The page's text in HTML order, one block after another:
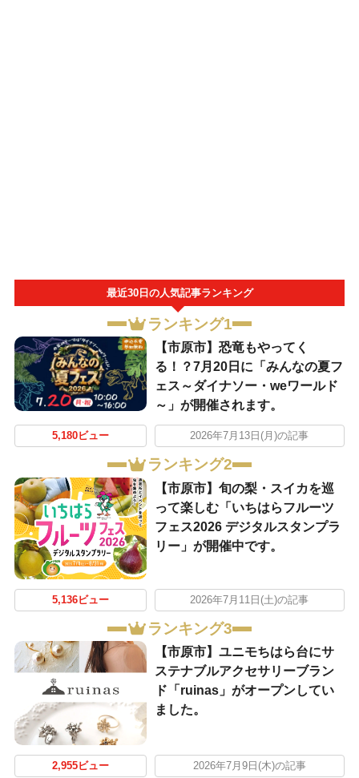
最近30日の人気記事ランキング
ランキング1
【市原市】恐竜もやってく
る！？7月20日に「みんなの夏フ
ェス～ダイナソー・weワールド
～」が開催されます。
5,180ビュー 2026年7月13日(月)の記事
ランキング2
【市原市】旬の梨・スイカを巡
って楽しむ「いちはらフルーツ
フェス2026 デジタルスタンプラ
リー」が開催中です。
5,136ビュー 2026年7月11日(土)の記事
ランキング3
【市原市】ユニモちはら台にサ
ステナブルアクセサリーブラン
ド「ruinas」がオープンしてい
ました。
2,955ビュー 2026年7月9日(木)の記事